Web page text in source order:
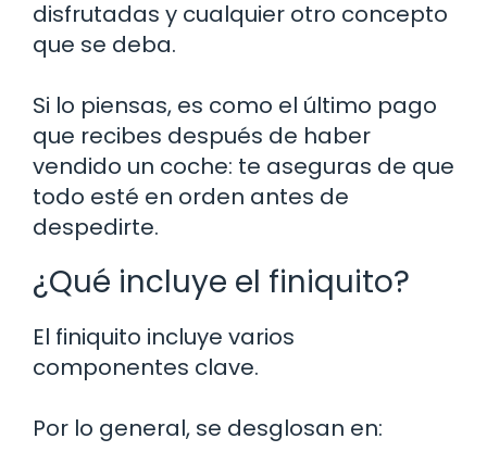
disfrutadas y cualquier otro concepto
que se deba.
Si lo piensas, es como el último pago
que recibes después de haber
vendido un coche: te aseguras de que
todo esté en orden antes de
despedirte.
¿Qué incluye el finiquito?
El finiquito incluye varios
componentes clave.
Por lo general, se desglosan en: